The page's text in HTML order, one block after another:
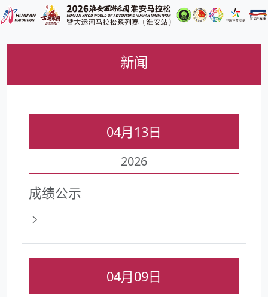
新闻
04月13日
2026
成绩公示
04月09日